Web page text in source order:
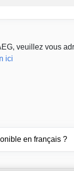
veuillez vous
ici
en français ?